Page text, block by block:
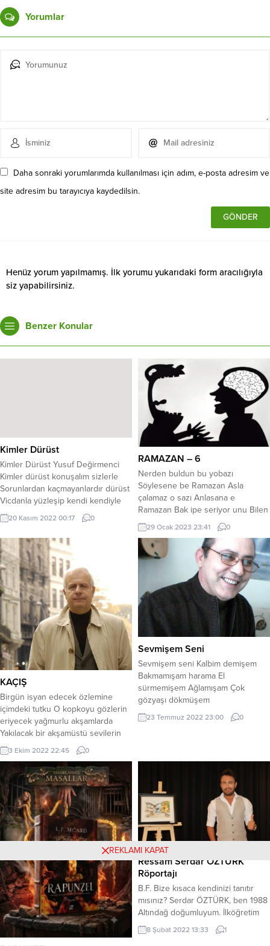
Yorumlar
Daha sonraki yorumlarımda kullanılması için adım, e-posta adresim ve
site adresim bu tarayıcıya kaydedilsin.
Henüz yorum yapılmamış. İlk yorumu yukarıdaki form aracılığıyla
siz yapabilirsiniz.
Benzer Konular
Kimler Dürüst
Kimler Dürüst Yusuf Değirmenci
Kimler dürüst konuşalım sizlerle
Sorunlardan kaçmayanlardır dürüst
Vicdanla yüzleşip kendi kendiyle
Hududunu aşmayanlardır dürüst
Dengede tutarak hak kefesini İyice
dinlerse vicdan sesini Günah
sevap neyi varsa hepsini Tartıp hile
katmayanlardır dürüst Mağlup
olmamışsa ihtirasına Öfke ile
bakmadıysa hasmına İntikam
duygusunu itip bir yana Masum
canlar...
20 Kasım 2022 00:17 0
RAMAZAN – 6
Nerden buldun bu yobazı
Söylesene be Ramazan Asla
çalamaz o sazı Anlasana e
Ramazan Bak ipe seriyor unu Bilen
biliyor bak bunu Yav çağırma dedim
şunu Aynı haltı ye Ramazan
Soytarılık oldu moda Sende içersin
bir soda Senin gibi cahil o da Ve
diyorum ve Ramazan Bu konuya
herkes dahil...
29 Ocak 2023 23:41 0
KAÇIŞ
Birgün isyan edecek özlemine
içimdeki tutku O kopkoyu gözlerin
eriyecek yağmurlu akşamlarda
Yakılacak bir akşamüstü sevilerin
tüm öyküsü Güzelliğine bin bir
efsane söylenecek limanlarda
Uzayacak yokluğun sessiz bir yol
gibi Bin kez susup susup
ağlayacak anılar Saracak yoğun bir
çaresizlik benliğimi Birbiri ardınca
kapanacak yüzüme kapılar Eğer
kaderse bu deyip...
3 Ekim 2022 22:45 0
Sevmişem Seni
Sevmişem seni Kalbim demişem
Bakmamışam harama El
sürmemişem Ağlamışam Çok
gözyaşı dökmüşem
Gocunmamışam sevdandan Bir ah
bile dememişem…. Sevmişem seni
gülmüşem Hele sen benimsen
He..birde sevdiğimsen Boşver
olmasın Olmasın kimsem…. & Aşık
Alemi & (19/12/04) Bilal Sili
23 Temmuz 2022 23:00 0
Ressam Serdar ÖZTÜRK
Röportajı
B.F. Bize kısaca kendinizi tanıtır
mısınız? Serdar ÖZTÜRK, ben 1988
Altındağ doğumluyum. İlköğretim
ve ortaöğretim yıllarımı Ankara’da
tamamladım. Yükseköğretimimi
8 Şubat 2022 13:33 1
REKLAMI KAPAT